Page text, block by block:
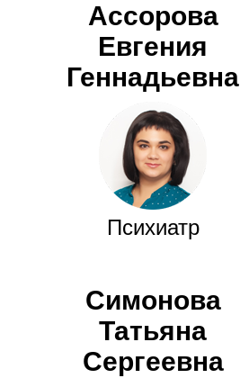
Ассорова
Евгения
Геннадьевна
Психиатр
Симонова
Татьяна
Сергеевна